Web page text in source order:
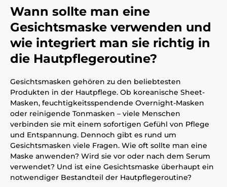
Wann sollte man eine
Gesichtsmaske verwenden und
wie integriert man sie richtig in
die Hautpflegeroutine?
Gesichtsmasken gehören zu den beliebtesten
Produkten in der Hautpflege. Ob koreanische Sheet-
Masken, feuchtigkeitsspendende Overnight-Masken
oder reinigende Tonmasken – viele Menschen
verbinden sie mit einem sofortigen Gefühl von Pflege
und Entspannung. Dennoch gibt es rund um
Gesichtsmasken viele Fragen. Wie oft sollte man eine
Maske anwenden? Wird sie vor oder nach dem Serum
verwendet? Und ist eine Gesichtsmaske überhaupt ein
notwendiger Bestandteil der Hautpflegeroutine?